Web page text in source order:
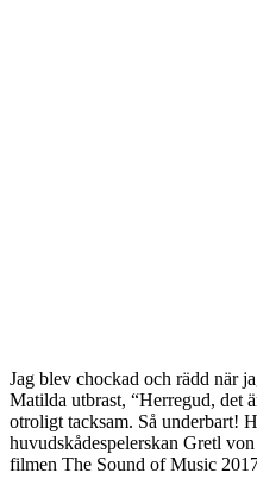
Jag blev chockad och rädd när
Matilda utbrast, “Herregud, det
otroligt tacksam. Så underbart!
huvudskådespelerskan Gretl
filmen The Sound of Music